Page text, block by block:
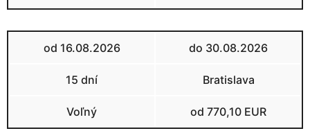
od 16.08.2026 do 30.08.2026
15 dní Bratislava
Voľný od 770,10 EUR